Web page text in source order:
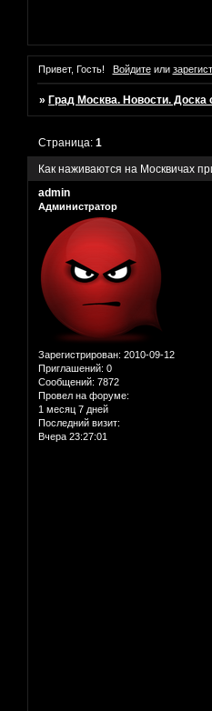
Привет, Гость! Войдитеили
» Град Москва. Новости. Доска
Как наживаются на Москвичах
Страница:1
admin
Администратор
Зарегистрирован: 2010-09-12
Приглашений: 0
Сообщений: 7872
Провел на форуме:
1 месяц 7 дней
Последний визит:
Вчера 23:27:01